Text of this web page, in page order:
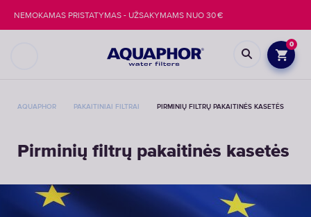
0
NEMOKAMAS PRISTATYMAS - UŽSAKYMAMS NUO 30 €
AQUAPHOR PAKAITINIAI FILTRAI PIRMINIŲ FILTRŲ PAKAITINĖS KASETĖS
Pirminių filtrų pakaitinės kasetės